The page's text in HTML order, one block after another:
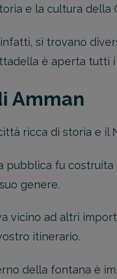
e la cultura della
si trovano
è aperta tutti
Amman
ricca di storia e
pubblica fu
genere.
vicino ad altri
itinerario.
della fontana è